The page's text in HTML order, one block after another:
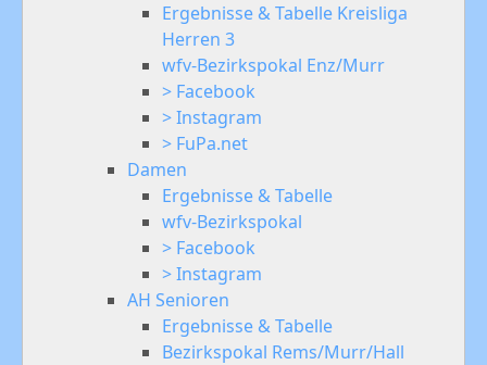
Ergebnisse & Tabelle Kreisliga
Herren 3
wfv-Bezirkspokal Enz/Murr
> Facebook
> Instagram
> FuPa.net
Damen
Ergebnisse & Tabelle
wfv-Bezirkspokal
> Facebook
> Instagram
AH Senioren
Ergebnisse & Tabelle
Bezirkspokal Rems/Murr/Hall